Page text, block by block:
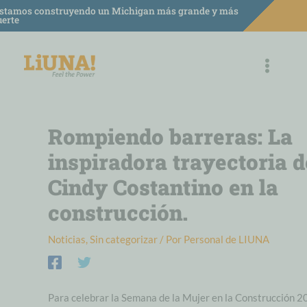
saltar
al
construyendo un Michigan más grande y más
Rompiendo barreras: La
inspiradora trayectoria
Cindy Costantino en la
construcción.
Noticias,Sin categorizar / Por Personal de LIUNA
Para celebrar la Semana de la Mujer en la Construcción